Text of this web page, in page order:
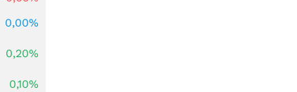
0,00%
0,20%
0,10%